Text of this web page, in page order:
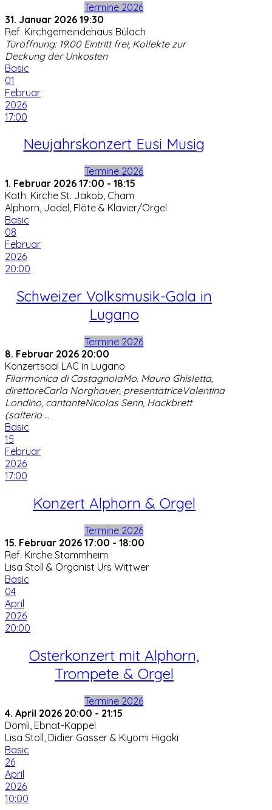
Termine 2026
31. Januar 2026 19:30
Ref. Kirchgemeindehaus Bülach
Türöffnung: 19.00 Eintritt frei, Kollekte zur
Deckung der Unkosten
Basic
01
Februar
2026
17:00
Neujahrskonzert Eusi Musig
Termine 2026
1. Februar 2026 17:00 - 18:15
Kath. Kirche St. Jakob, Cham
Alphorn, Jodel, Flöte & Klavier/Orgel
Basic
08
Februar
2026
20:00
Schweizer Volksmusik-Gala in
Lugano
Termine 2026
8. Februar 2026 20:00
Konzertsaal LAC in Lugano
Filarmonica di CastagnolaMo. Mauro Ghisletta,
direttoreCarla Norghauer, presentatriceValentina
Londino, cantanteNicolas Senn, Hackbrett
(salterio ...
Basic
15
Februar
2026
17:00
Konzert Alphorn & Orgel
Termine 2026
15. Februar 2026 17:00 - 18:00
Ref. Kirche Stammheim
Lisa Stoll & Organist Urs Wittwer
Basic
04
April
2026
20:00
Osterkonzert mit Alphorn,
Trompete & Orgel
Termine 2026
4. April 2026 20:00 - 21:15
Dömli, Ebnat-Kappel
Lisa Stoll, Didier Gasser & Kiyomi Higaki
Basic
26
April
2026
10:00